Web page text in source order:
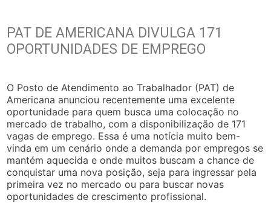
PAT DE AMERICANA DIVULGA 171
OPORTUNIDADES DE EMPREGO
O Posto de Atendimento ao Trabalhador (PAT) de
Americana anunciou recentemente uma excelente
oportunidade para quem busca uma colocação no
mercado de trabalho, com a disponibilização de 171
vagas de emprego. Essa é uma notícia muito bem-
vinda em um cenário onde a demanda por empregos se
mantém aquecida e onde muitos buscam a chance de
conquistar uma nova posição, seja para ingressar pela
primeira vez no mercado ou para buscar novas
oportunidades de crescimento profissional.